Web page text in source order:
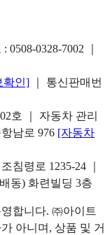
: 0508-0328-7002
확인]
｜ 통신판매번
호 ｜ 자동차 관리
남로 976 [자동차
침령로 1235-24 ｜
동) 화련빌딩 3층
합니다. ㈜아이트
아니며, 상품 및 거